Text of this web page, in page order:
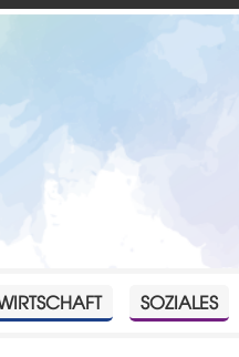
SOZIALES